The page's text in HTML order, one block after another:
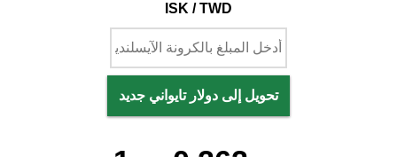
ISK / TWD
تحويل إلى دولار تايواني جديد